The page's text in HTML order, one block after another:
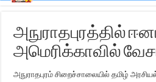
அநுராதபுரத்தில்
அமெரிக்காவில்
அநுராதபுரம் சிறைச்சாலையில் தமிழ்